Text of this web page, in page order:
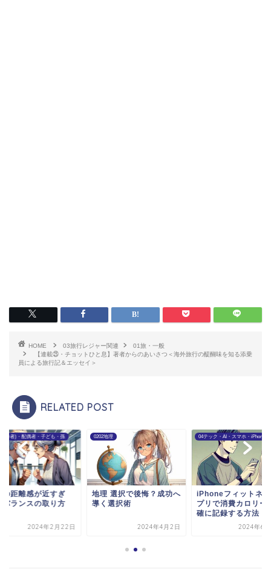
HOME 03旅行レジャー関連
01旅・一般
【連載㉕・チョットひと息】著者からのあいさつ＜海外旅行の醍醐味を知る添乗
員による旅行記＆エッセイ＞
RELATED POST
齢者)・配偶者・子ども・孫
の距離感が近すぎ
バランスの取り方
2024年2月22日
0202地理
地理 選択で後悔？成功へ
導く選択術
2024年4月2日
04テック・AI・スマホ・iPhone等
iPhoneフィットネ
プリで消費カロリー
確に記録する方法
2024年6